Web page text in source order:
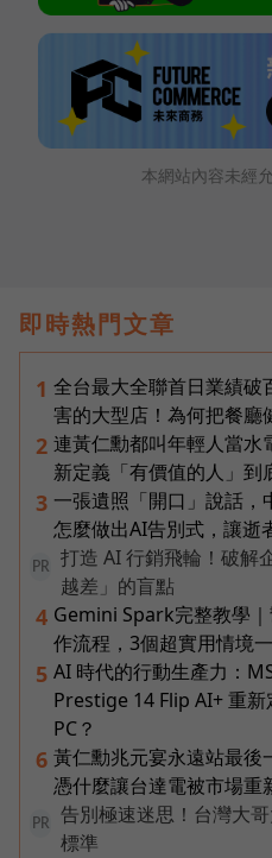
本網站內容未經
即時熱門文章
1 全台最大全聯首日業績破
害的大型店！為何把餐廳
2 連黃仁勳都叫年輕人當水
新定義「有價值的人」到
3 一張遺照「開口」說話，
怎麼做出AI告別式，讓逝
PR
打造 AI 行銷飛輪！破解
越差」的盲點
4 Gemini Spark完整教學
作流程，3個超實用情境
5 AI 時代的行動生產力：
Prestige 14 Flip AI+ 重
PC？
6 黃仁勳兆元宴永遠站最後
憑什麼讓台達電被市場重
PR
告別極速迷思！台灣大
標準